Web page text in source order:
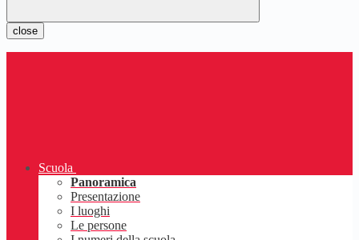
close
Scuola
Panoramica
Presentazione
I luoghi
Le persone